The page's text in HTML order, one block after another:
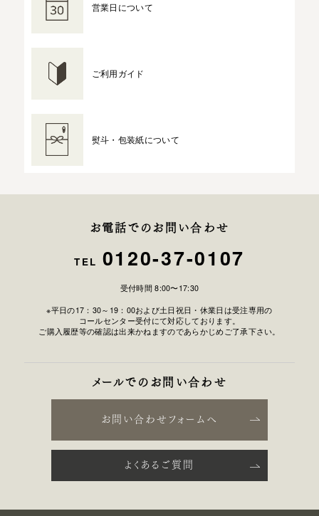
営業日について
ご利用ガイド
熨斗・包装紙について
お電話でのお問い合わせ
TEL 0120-37-0107
受付時間 8:00〜17:30
※平日の17：30～19：00および土日祝日・休業日は受注専用の
コールセンター受付にて対応しております。
ご購入履歴等の確認は出来かねますのであらかじめご了承下さい。
メールでのお問い合わせ
お問い合わせフォームへ
よくあるご質問